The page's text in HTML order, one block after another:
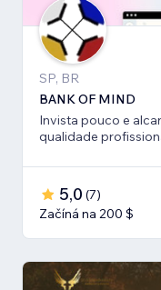
SP, BR
BANK OF MIND
Invista pouco e
qualidade
5,0 (7)
Začíná na 200 $